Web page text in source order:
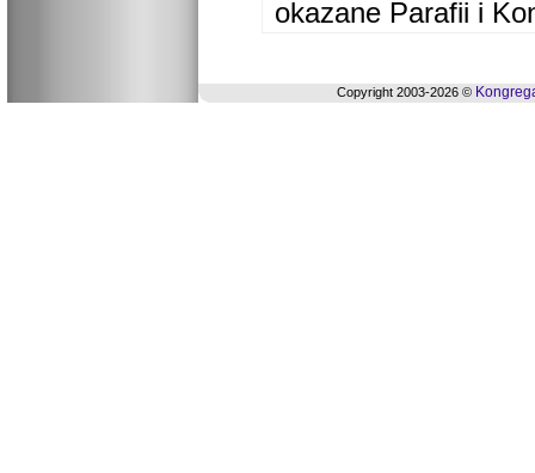
okazane Parafii i
Copyright 2003-2026 ©